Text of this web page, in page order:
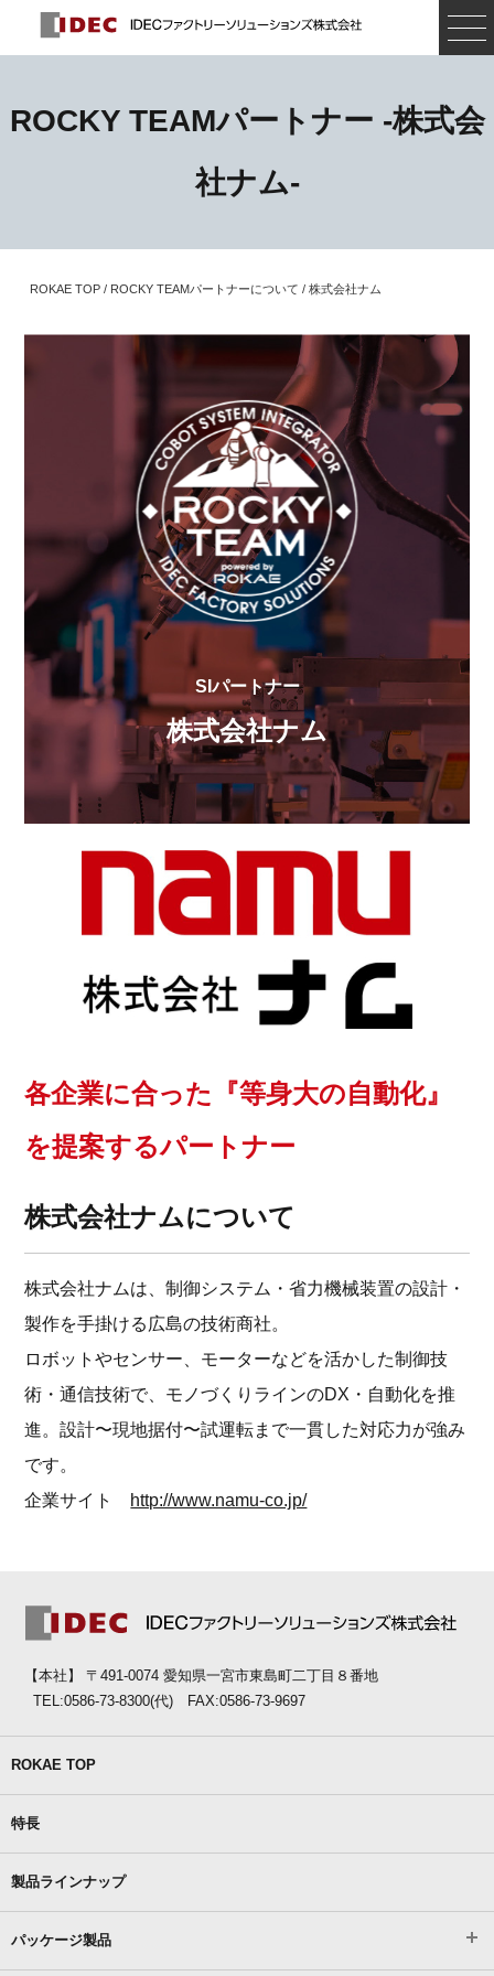
ROCKY TEAMパートナー -株式会
社ナム-
ROKAE TOP/ ROCKY TEAMパートナーについて / 株式会社ナム
SIパートナー
株式会社ナム
各企業に合った『等身大の自動化』
を提案するパートナー
株式会社ナムについて
株式会社ナムは、制御システム・省力機械装置の設計・
製作を手掛ける広島の技術商社。
ロボットやセンサー、モーターなどを活かした制御技
術・通信技術で、モノづくりラインのDX・自動化を推
進。設計〜現地据付〜試運転まで一貫した対応力が強み
です。
企業サイト http://www.namu-co.jp/
【本社】 〒491-0074 愛知県一宮市東島町二丁目８番地
TEL:0586-73-8300(代) FAX:0586-73-9697
ROKAE TOP
特長
製品ラインナップ
パッケージ製品